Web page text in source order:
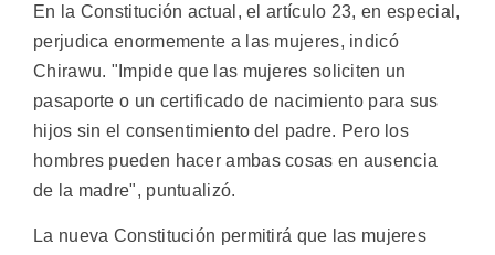
En la Constitución actual, el artículo 23, en especial,
perjudica enormemente a las mujeres, indicó
Chirawu. "Impide que las mujeres soliciten un
pasaporte o un certificado de nacimiento para sus
hijos sin el consentimiento del padre. Pero los
hombres pueden hacer ambas cosas en ausencia
de la madre", puntualizó.
La nueva Constitución permitirá que las mujeres